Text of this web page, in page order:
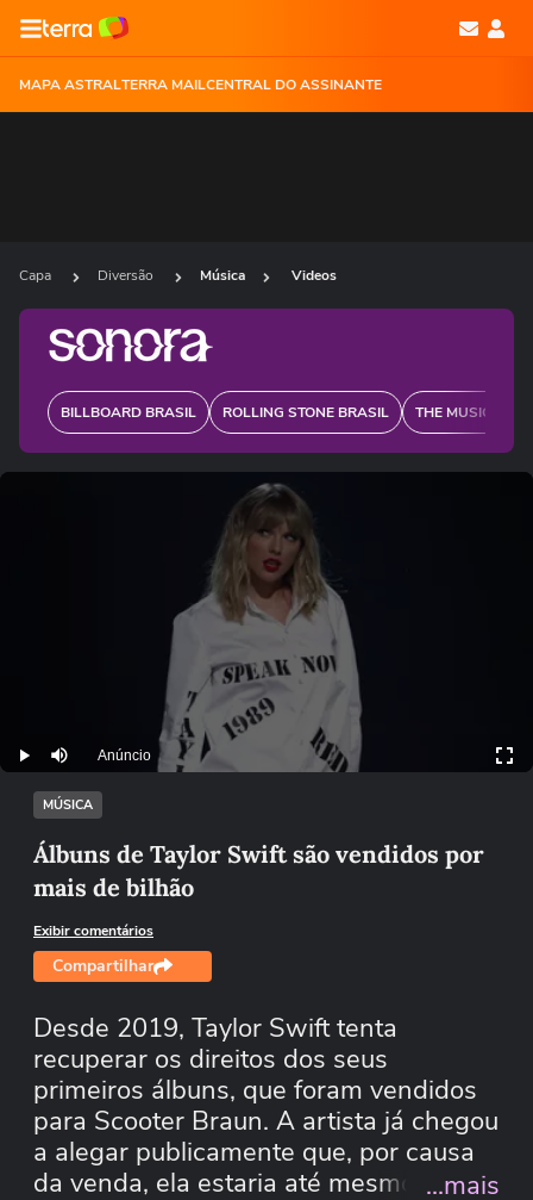
MAPA ASTRALTERRA MAILCENTRAL DO ASSINANTE
Capa Diversão Música Videos
BILLBOARD BRASIL ROLLING STONE BRASIL THE MUSIC
Play Mutar Anúncio
MÚSICA
Álbuns de Taylor Swift são vendidos por
mais de bilhão
Exibir comentários
Compartilhar
Desde 2019, Taylor Swift tenta
recuperar os direitos dos seus
primeiros álbuns, que foram vendidos
para Scooter Braun. A artista já chegou
a alegar publicamente que, por causa
da venda, ela estaria até mesmo
...mais